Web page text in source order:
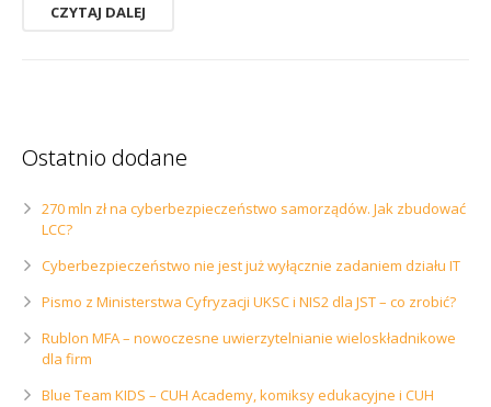
CZYTAJ DALEJ
Ostatnio dodane
270 mln zł na cyberbezpieczeństwo samorządów. Jak zbudować
LCC?
Cyberbezpieczeństwo nie jest już wyłącznie zadaniem działu IT
Pismo z Ministerstwa Cyfryzacji UKSC i NIS2 dla JST – co zrobić?
Rublon MFA – nowoczesne uwierzytelnianie wieloskładnikowe
dla firm
Blue Team KIDS – CUH Academy, komiksy edukacyjne i CUH